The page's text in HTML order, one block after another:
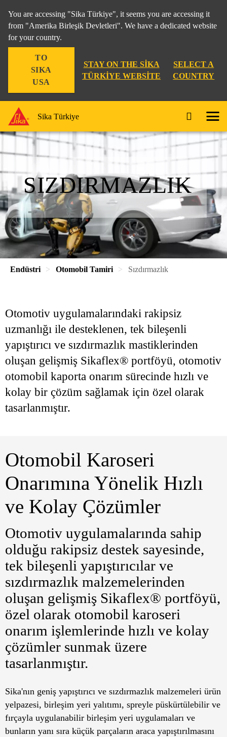
You are accessing "Sika Türkiye", it seems you are accessing it
from "Amerika Birleşik Devletleri". We have a dedicated website
for your country.
TO
SIKA
USA
STAY ON THE SIKA
TÜRKIYE WEBSITE
SELECT A
COUNTRY
Sika Türkiye
SIZDIRMAZLIK
Endüstri Otomobil Tamiri Sızdırmazlık
Otomotiv uygulamalarındaki rakipsiz
uzmanlığı ile desteklenen, tek bileşenli
yapıştırıcı ve sızdırmazlık mastiklerinden
oluşan gelişmiş Sikaflex® portföyü, otomotiv
otomobil kaporta onarım sürecinde hızlı ve
kolay bir çözüm sağlamak için özel olarak
tasarlanmıştır.
Otomobil Karoseri
Onarımına Yönelik Hızlı
ve Kolay Çözümler
Otomotiv uygulamalarında sahip
olduğu rakipsiz destek sayesinde,
tek bileşenli yapıştırıcılar ve
sızdırmazlık malzemelerinden
oluşan gelişmiş Sikaflex® portföyü,
özel olarak otomobil karoseri
onarım işlemlerinde hızlı ve kolay
çözümler sunmak üzere
tasarlanmıştır.
Sika'nın geniş yapıştırıcı ve sızdırmazlık malzemeleri ürün
yelpazesi, birleşim yeri yalıtımı, spreyle püskürtülebilir ve
fırçayla uygulanabilir birleşim yeri uygulamaları ve
bunların yanı sıra küçük parçaların araca yapıştırılmasını